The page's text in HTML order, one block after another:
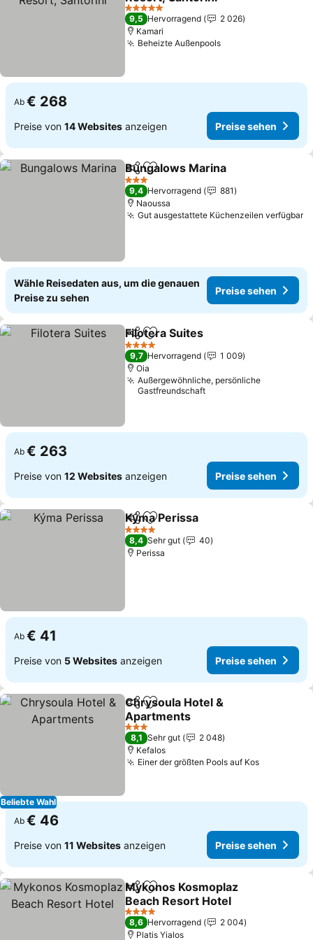
Preise sehen
5 Sterne
9,5 Hervorragend
2 026
Kamari
Beheizte AußenpoolsPreise sehen
Ab € 268
Preise von 14 Websites anzeigen Preise sehen
TeilenZu Favoriten hinzufügen
Bungalows Marina
3 Sterne
9,4 Hervorragend
881
Naoussa
Gut ausgestattete Küchenzeilen verfügbar
Wähle Reisedaten aus, um die genauen
Preise zu sehen
Preise sehen
TeilenZu Favoriten hinzufügen
Filotera Suites
4 Sterne
9,7 Hervorragend
1 009
Oia
Außergewöhnliche, persönliche
Gastfreundschaft
Ab € 263
Preise von 12 Websites anzeigen Preise sehen
TeilenZu Favoriten hinzufügen
Kýma Perissa
4 Sterne
8,4 Sehr gut
40
Perissa
Ab € 41
Preise von 5 Websites anzeigen Preise sehen
Beliebte Wahl
TeilenZu Favoriten hinzufügen
Chrysoula Hotel &
Apartments
Preise sehen
3 Sterne
8,1 Sehr gut
2 048
Kefalos
Einer der größten Pools auf KosPreise
Ab € 46
Preise von 11 Websites anzeigen Preise sehen
TeilenZu Favoriten hinzufügen
Mykonos Kosmoplaz
Beach Resort Hotel
Preise sehen
4 Sterne
8,6 Hervorragend
2 004
Platis Yialos